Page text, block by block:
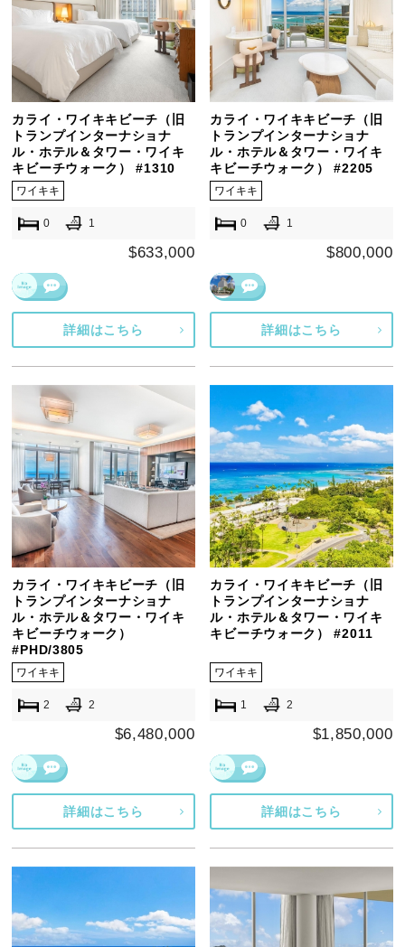
カライ・ワイキキビーチ（旧
トランプインターナショナ
ル・ホテル＆タワー・ワイキ
キビーチウォーク） #1310
ワイキキ
0 1
$633,000
詳細はこちら
カライ・ワイキキビーチ（旧
トランプインターナショナ
ル・ホテル＆タワー・ワイキ
キビーチウォーク） #2205
ワイキキ
0 1
$800,000
詳細はこちら
カライ・ワイキキビーチ（旧
トランプインターナショナ
ル・ホテル＆タワー・ワイキ
キビーチウォーク）
#PHD/3805
ワイキキ
2 2
$6,480,000
詳細はこちら
カライ・ワイキキビーチ（旧
トランプインターナショナ
ル・ホテル＆タワー・ワイキ
キビーチウォーク） #2011
ワイキキ
1 2
$1,850,000
詳細はこちら